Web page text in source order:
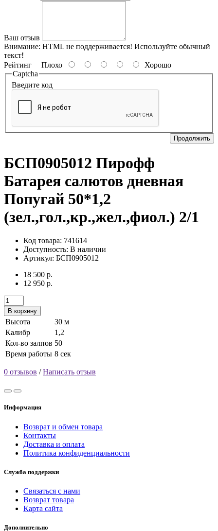
Ваш отзыв
Внимание: HTML не поддерживается! Используйте обычный
текст!
Рейтинг Плохо
Хорошо
Captcha
Введите код
Продолжить
БСП0905012 Пирофф
Батарея салютов дневная
Попугай 50*1,2
(зел.,гол.,кр.,жел.,фиол.) 2/1
Код товара: 741614
Доступность: В наличии
Артикул: БСП0905012
18 500 р.
12 950 р.
В корзину
Высота
30 м
Калибр
1,2
Кол-во залпов 50
Время работы 8 сек
0 отзывов /Написать отзыв
Информация
Возврат и обмен товара
Контакты
Доставка и оплата
Политика конфиденциальности
Служба поддержки
Связаться с нами
Возврат товара
Карта сайта
Дополнительно